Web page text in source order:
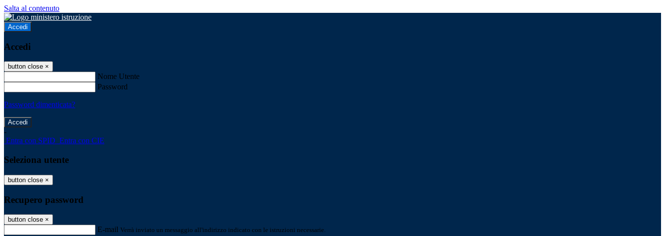
Salta al contenuto
Accedi
Accedi
button close ×
Nome Utente
Password
Password dimenticata?
-
Entra con SPID Entra con CIE
Seleziona utente
button close ×
Recupero password
button close ×
E-mail Verrà inviato un messaggio all'indirizzo indicato con le istruzioni necessarie.